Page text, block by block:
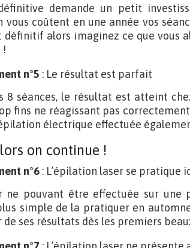
demande un petit
vous coûtent en une année vos
définitif alors imaginez ce que vous
!
n°5 : Le résultat est parfait
8 séances, le résultat est atteint
fins ne réagissant pas
électrique effectuée
on continue !
n°6 : L’épilation laser se pratique
ne pouvant être effectuée sur une
simple de la pratiquer en
ses résultats dès les premiers